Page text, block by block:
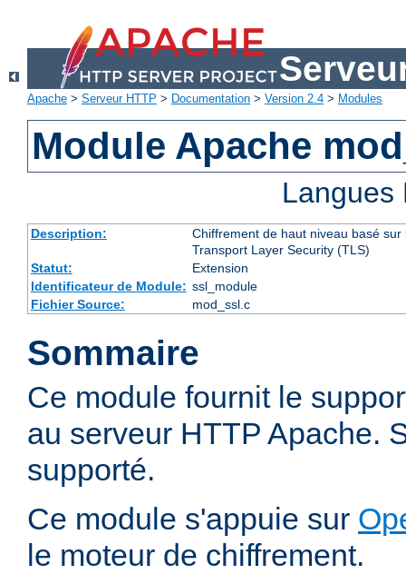
Apache > Serveur HTTP > Documentation > Version 2.4 > Modules
Module Apache
Description:
Chiffrement de haut niveau basé
Transport Layer Security (TLS)
Statut:
Extension
Identificateur de Module: ssl_module
Fichier Source:
mod_ssl.c
Sommaire
Ce module fournit le
au serveur HTTP Apache.
supporté.
Ce module s'appuie sur
le moteur de chiffrement.